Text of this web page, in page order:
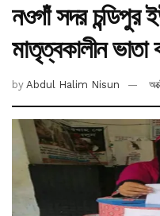
নওগাঁ সদর চন্ডিপুর
মাতৃত্বকালীন ভাতা
by Abdul Halim Nisun